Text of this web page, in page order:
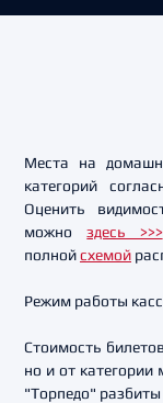
Места на
категорий
Оценить
можноздесь >>>
полнойсхемой
Режим работы касс
Стоимость
но и от
"Торпедо" разбиты